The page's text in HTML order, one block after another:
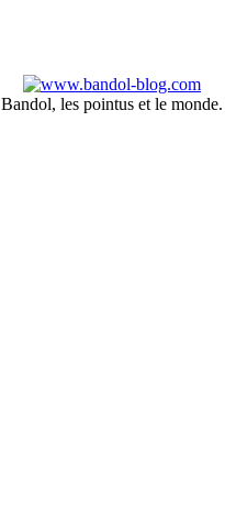
Bandol, les pointus et le monde.